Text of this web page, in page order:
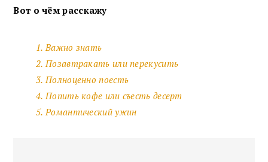
Вот о чём расскажу
1. Важно знать
2. Позавтракать или перекусить
3. Полноценно поесть
4. Попить кофе или съесть десерт
5. Романтический ужин